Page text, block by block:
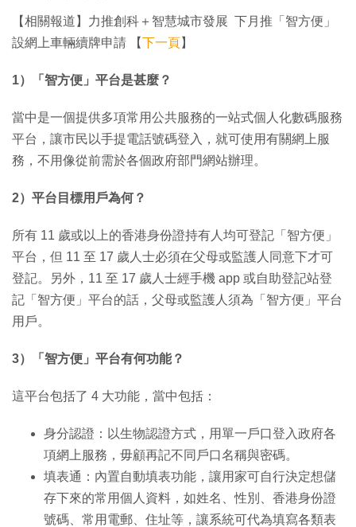
【相關報道】力推創科＋智慧城市發展 下月推「智方便」
設網上車輛續牌申請 【下一頁】
1）「智方便」平台是甚麼？
當中是一個提供多項常用公共服務的一站式個人化數碼服務
平台，讓市民以手提電話號碼登入，就可使用有關網上服
務，不用像從前需於各個政府部門網站辦理。
2）平台目標用戶為何？
所有 11 歲或以上的香港身份證持有人均可登記「智方便」
平台，但 11 至 17 歲人士必須在父母或監護人同意下才可
登記。另外，11 至 17 歲人士經手機 app 或自助登記站登
記「智方便」平台的話，父母或監護人須為「智方便」平台
用戶。
3）「智方便」平台有何功能？
這平台包括了 4 大功能，當中包括：
身分認證：以生物認證方式，用單一戶口登入政府各
項網上服務，毋顧再記不同戶口名稱與密碼。
填表通：內置自動填表功能，讓用家可自行決定想儲
存下來的常用個人資料，如姓名、性別、香港身份證
號碼、常用電郵、住址等，讓系統可代為填寫各類表